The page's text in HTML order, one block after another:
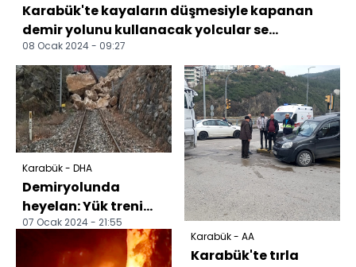
Karabük'te kayaların düşmesiyle kapanan
demir yolunu kullanacak yolcular se...
08 Ocak 2024 - 09:27
Karabük - DHA
Demiryolunda
heyelan: Yük treni
raydan çıktı
07 Ocak 2024 - 21:55
Karabük - AA
Karabük'te tırla